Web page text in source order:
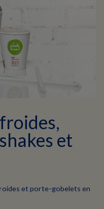
et
et porte-gobelets en